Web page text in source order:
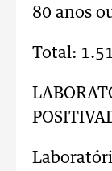
80 anos
Total: